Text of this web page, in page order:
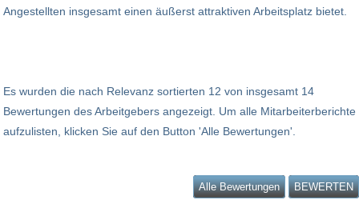
Angestellten insgesamt einen äußerst attraktiven Arbeitsplatz bietet.
Es wurden die nach Relevanz sortierten 12 von insgesamt 14
Bewertungen des Arbeitgebers angezeigt. Um alle Mitarbeiterberichte
aufzulisten, klicken Sie auf den Button 'Alle Bewertungen'.
Alle Bewertungen BEWERTEN